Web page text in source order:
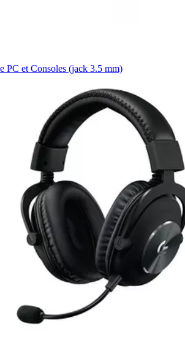
PC et Consoles (jack 3.5 mm)